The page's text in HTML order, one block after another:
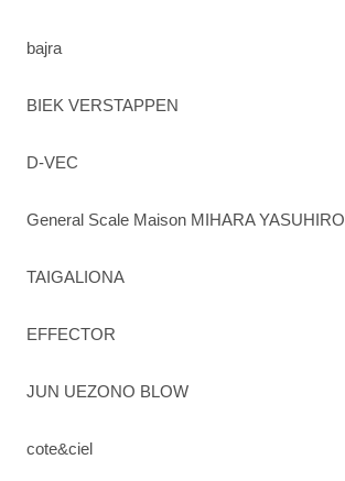
bajra
BIEK VERSTAPPEN
D-VEC
General Scale Maison MIHARA YASUHIRO
TAIGALIONA
EFFECTOR
JUN UEZONO BLOW
cote&ciel